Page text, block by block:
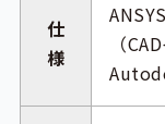
仕
様
（